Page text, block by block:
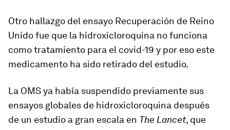
Otro hallazgo del ensayo Recuperación de Reino
Unido fue que la hidroxicloroquina no funciona
como tratamiento para el covid-19 y por eso este
medicamento ha sido retirado del estudio.
La OMS ya había suspendido previamente sus
ensayos globales de hidroxicloroquina después
de un estudio a gran escala en The Lancet, que